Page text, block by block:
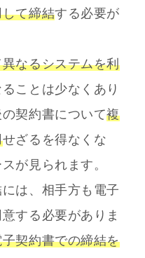
て締結する必要が
なるシステムを利
ことは少なくあり
契約書について複
せざるを得なくな
が見られます。
は、相手方も電子
する必要がありま
契約書での締結を